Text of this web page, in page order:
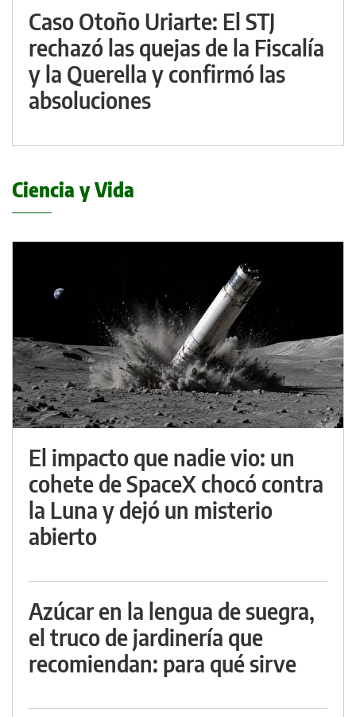
Caso Otoño Uriarte: El STJ
rechazó las quejas de la Fiscalía
y la Querella y confirmó las
absoluciones
Ciencia y Vida
El impacto que nadie vio: un
cohete de SpaceX chocó contra
la Luna y dejó un misterio
abierto
Azúcar en la lengua de suegra,
el truco de jardinería que
recomiendan: para qué sirve